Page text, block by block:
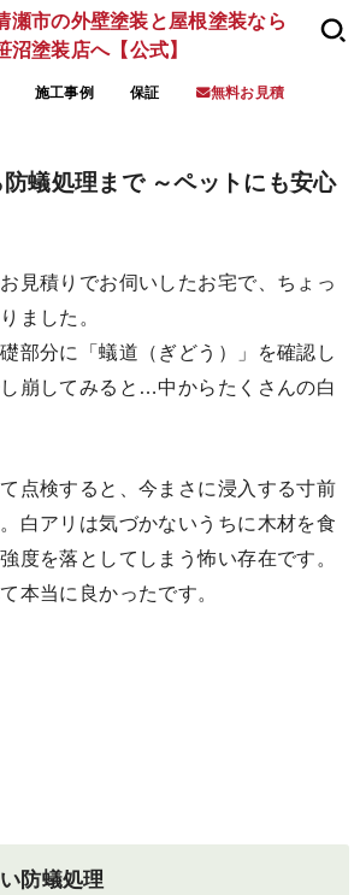
施工事例 保証 無料お見積
蟻処理まで ～ペットにも安心
見積りでお伺いしたお宅で、ちょっ
ました。
部分に「蟻道（ぎどう）」を確認し
崩してみると…中からたくさんの白
点検すると、今まさに浸入する寸前
白アリは気づかないうちに木材を食
度を落としてしまう怖い存在です。
本当に良かったです。
防蟻処理